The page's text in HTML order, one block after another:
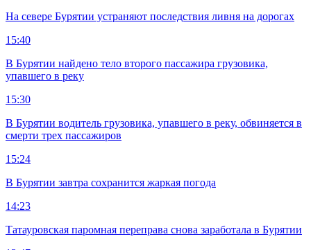
На севере Бурятии устраняют последствия ливня на дорогах
15:40
В Бурятии найдено тело второго пассажира грузовика,
упавшего в реку
15:30
В Бурятии водитель грузовика, упавшего в реку, обвиняется в
смерти трех пассажиров
15:24
В Бурятии завтра сохранится жаркая погода
14:23
Татауровская паромная переправа снова заработала в Бурятии